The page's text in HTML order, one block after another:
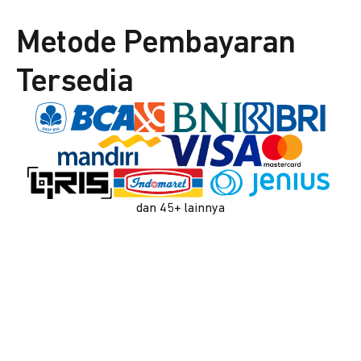
Metode Pembayaran
Tersedia
dan 45+ lainnya